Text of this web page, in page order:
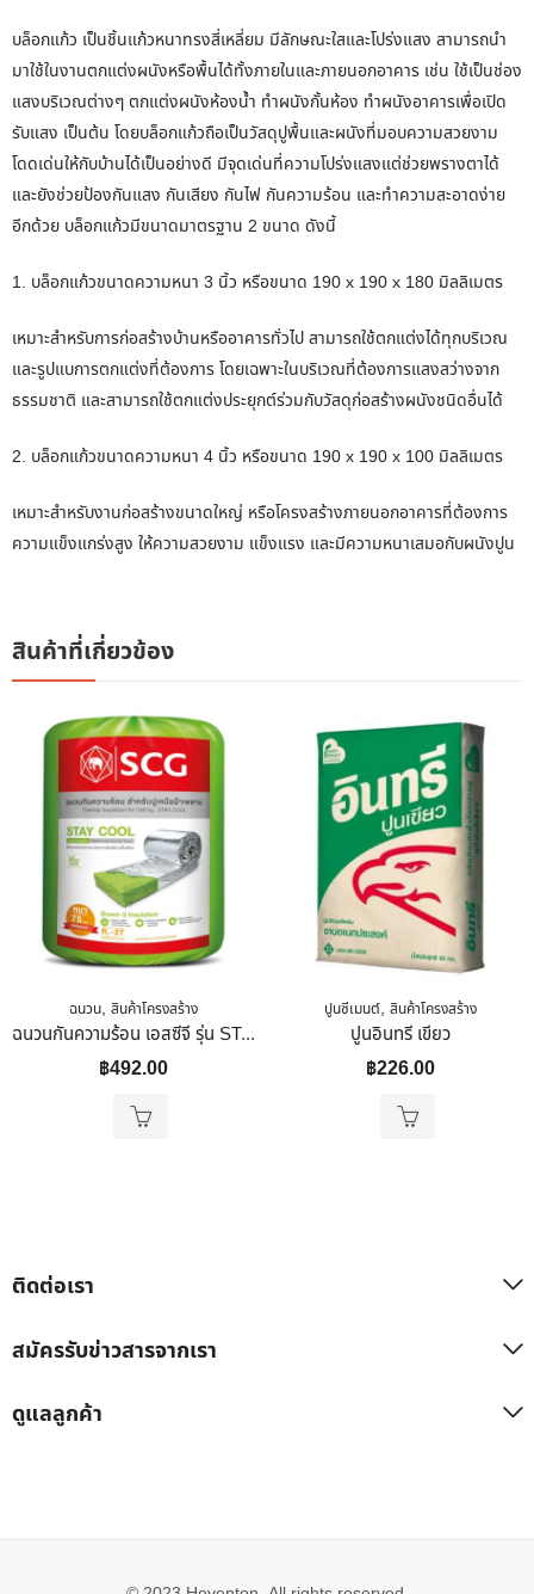
บล็อกแก้ว เป็นชิ้นแก้วหนาทรงสี่เหลี่ยม มีลักษณะใสและโปร่งแสง สามารถนำ
มาใช้ในงานตกแต่งผนังหรือพื้นได้ทั้งภายในและภายนอกอาคาร เช่น ใช้เป็นช่อง
แสงบริเวณต่างๆ ตกแต่งผนังห้องน้ำ ทำผนังกั้นห้อง ทำผนังอาคารเพื่อเปิด
รับแสง เป็นต้น โดยบล็อกแก้วถือเป็นวัสดุปูพื้นและผนังที่มอบความสวยงาม
โดดเด่นให้กับบ้านได้เป็นอย่างดี มีจุดเด่นที่ความโปร่งแสงแต่ช่วยพรางตาได้
และยังช่วยป้องกันแสง กันเสียง กันไฟ กันความร้อน และทำความสะอาดง่าย
อีกด้วย บล็อกแก้วมีขนาดมาตรฐาน 2 ขนาด ดังนี้
1. บล็อกแก้วขนาดความหนา 3 นิ้ว หรือขนาด 190 x 190 x 180 มิลลิเมตร
เหมาะสำหรับการก่อสร้างบ้านหรืออาคารทั่วไป สามารถใช้ตกแต่งได้ทุกบริเวณ
และรูปแบการตกแต่งที่ต้องการ โดยเฉพาะในบริเวณที่ต้องการแสงสว่างจาก
ธรรมชาติ และสามารถใช้ตกแต่งประยุกต์ร่วมกับวัสดุก่อสร้างผนังชนิดอื่นได้
2. บล็อกแก้วขนาดความหนา 4 นิ้ว หรือขนาด 190 x 190 x 100 มิลลิเมตร
เหมาะสำหรับงานก่อสร้างขนาดใหญ่ หรือโครงสร้างภายนอกอาคารที่ต้องการ
ความแข็งแกร่งสูง ให้ความสวยงาม แข็งแรง และมีความหนาเสมอกับผนังปูน
สินค้าที่เกี่ยวข้อง
ฉนวน, สินค้าโครงสร้าง
ฉนวนกันความร้อน เอสซีจี รุ่น STAY COOL 75 มม. พรีเมี่ยม 3 นิ้ว
฿492.00
ปูนซีเมนต์, สินค้าโครงสร้าง
ปูนอินทรี เขียว
฿226.00
ติดต่อเรา
สมัครรับข่าวสารจากเรา
ดูแลลูกค้า